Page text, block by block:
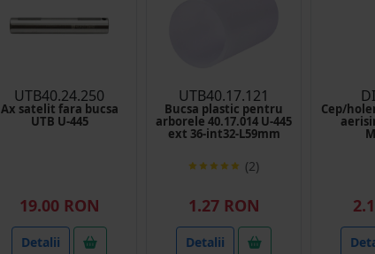
UTB40.24.250
Ax satelit fara bucsa
UTB U-445
19.00 RON
Detalii
UTB40.17.121
Bucsa plastic pentru
arborele 40.17.014 U-445
ext 36-int32-L59mm
(2)
1.27 RON
Detalii
Cep/